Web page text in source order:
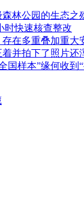
林公园的生态之
时快速核查整改
在多重叠加重大
并拍下了照片还
国样本”缘何收到“